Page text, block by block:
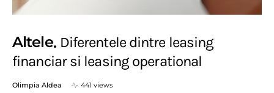
Altele Diferentele dintre leasing
financiar si leasing operational
Olimpia Aldea 441 views